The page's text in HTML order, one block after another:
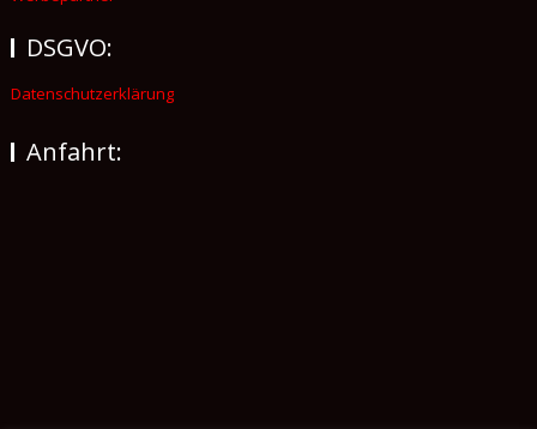
DSGVO:
Datenschutzerklärung
Anfahrt: